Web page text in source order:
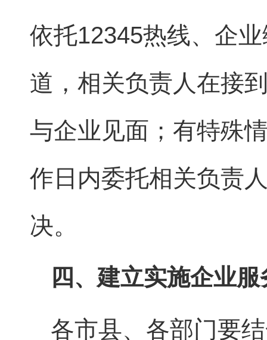
依托12345热线、企
道，相关负责人在接
与企业见面；有特殊
作日内委托相关负责
决。
四、建立实施企业
各市县、各部门要